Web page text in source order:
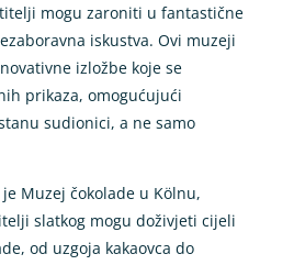
mogu zaroniti u fantastične
iskustva. Ovi muzeji
izložbe koje se
prikaza, omogućujući
sudionici, a ne samo
Muzej čokolade u Kölnu,
slatkog mogu doživjeti cijeli
od uzgoja kakaovca do